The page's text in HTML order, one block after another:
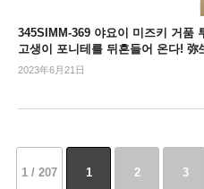
345SIMM-369 야요이 미즈키 거품
고생이 포니테를 뒤흔들어 온다! 弥
2023年6月21日
1 / 207 1 2 3